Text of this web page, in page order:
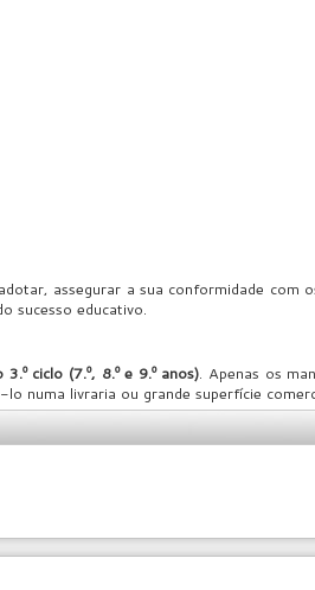
assegurar a sua conformidade com
sucesso educativo.
ciclo (7.º, 8.º e 9.º anos) . Apenas os
numa livraria ou grande superfície